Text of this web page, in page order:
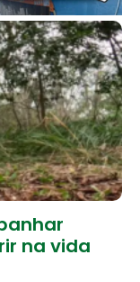
na vida